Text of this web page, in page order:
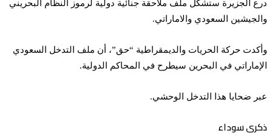
درع الجزيرة ستشكل ملف ملاحقة جنائية دولية لرموز النظام البحريني
والجيشين السعودي والاماراتي.
وأكدت حركة الحريات والديمقراطية “حق”، أن ملف التدخل السعودي
الإماراتي في البحرين سيطرح في المحاكم الدولية.
عبر ضحايا هذا التدخل الوحشي.
ذكرى سوداء